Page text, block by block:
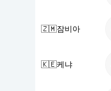
🇿🇲잠비아
🇰🇪케냐